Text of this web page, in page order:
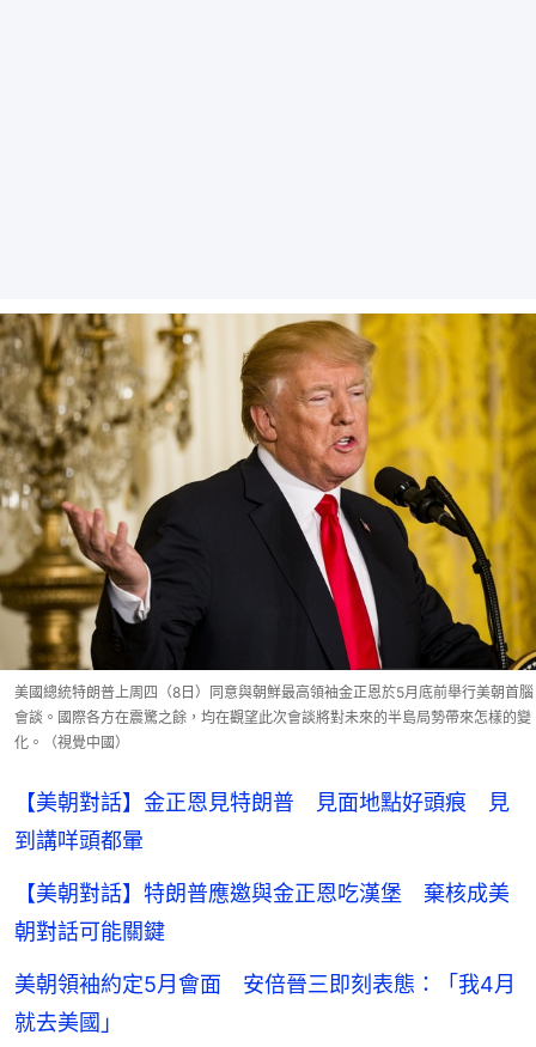
美國總統特朗普上周四（8日）同意與朝鮮最高領袖金正恩於5月底前舉行美朝首腦
會談。國際各方在震驚之餘，均在觀望此次會談將對未來的半島局勢帶來怎樣的變
化。（視覺中國）
【美朝對話】金正恩見特朗普 見面地點好頭痕 見
到講咩頭都暈
【美朝對話】特朗普應邀與金正恩吃漢堡 棄核成美
朝對話可能關鍵
美朝領袖約定5月會面 安倍晉三即刻表態：「我4月
就去美國」